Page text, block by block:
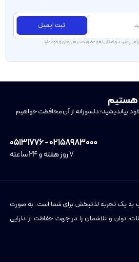
ثبت ایمیل
می‌پذیرید و امکان لغو عضویت در هر زمان وجود دارد.
هستیم
بیاندیشید؛ دلسوزانه از آن محافظت خواهیم
۰۲۱۵۸۹۸۳۰۰۰ - ۰۵۱۳۱۷۷۶
۷ روز هفته و ۲۴ ساعته
به یک تجربه لذتبخش برای شما است. به صورت
توان و تلاشمان را در جهت حفاظت از دارایی